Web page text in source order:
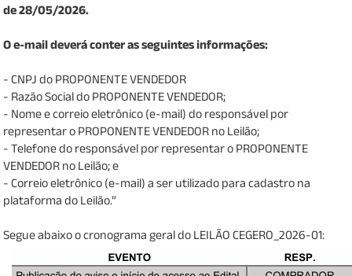
de 28/05/2026.
O e-mail deverá conter as seguintes informações:
- CNPJ do PROPONENTE VENDEDOR
- Razão Social do PROPONENTE VENDEDOR;
- Nome e correio eletrônico (e-mail) do responsável por
representar o PROPONENTE VENDEDOR no Leilão;
- Telefone do responsável por representar o PROPONENTE
VENDEDOR no Leilão; e
- Correio eletrônico (e-mail) a ser utilizado para cadastro na
plataforma do Leilão.”
Segue abaixo o cronograma geral do LEILÃO CEGERO_2026-01: